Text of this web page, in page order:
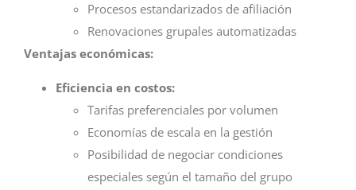
Procesos estandarizados de afiliación
Renovaciones grupales automatizadas
Ventajas económicas:
Eficiencia en costos:
Tarifas preferenciales por volumen
Economías de escala en la gestión
Posibilidad de negociar condiciones
especiales según el tamaño del grupo